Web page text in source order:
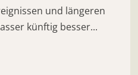
und längeren
künftig besser...